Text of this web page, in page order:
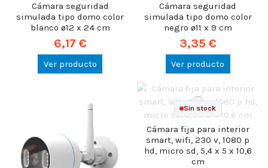
Cámara seguridad
simulada tipo domo color
blanco ø12 x 24 cm
6,17 €
Ver producto
Cámara seguridad
simulada tipo domo color
negro ø11 x 9 cm
3,35 €
Ver producto
Sin stock
Cámara fija para interior
smart, wifi, 230 v, 1080 p
hd, micro sd, 5,4 x 5 x 10,6
cm